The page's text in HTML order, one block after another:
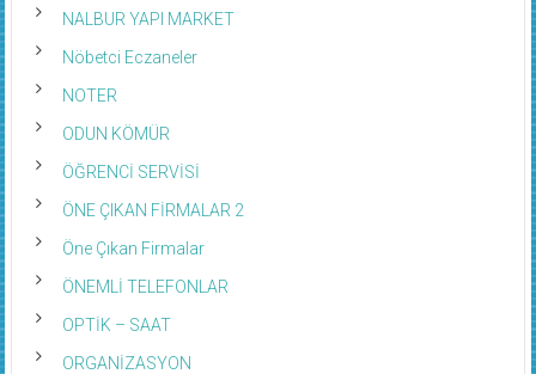
NALBUR YAPI MARKET
Nöbetci Eczaneler
NOTER
ODUN KÖMÜR
ÖĞRENCİ SERVİSİ
ÖNE ÇIKAN FİRMALAR 2
Öne Çıkan Firmalar
ÖNEMLİ TELEFONLAR
OPTİK – SAAT
ORGANİZASYON